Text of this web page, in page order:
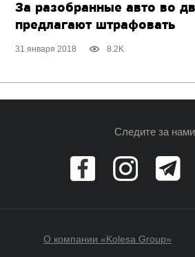
За разобранные авто во
предлагают штрафовать
31 января 2018 8.2K
Следите за нами
О компании «Kolesa Group»